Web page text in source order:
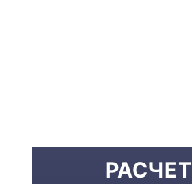
РАСЧЕТ